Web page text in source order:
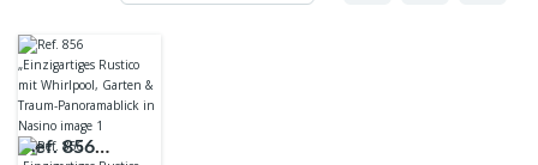
Ref. 856